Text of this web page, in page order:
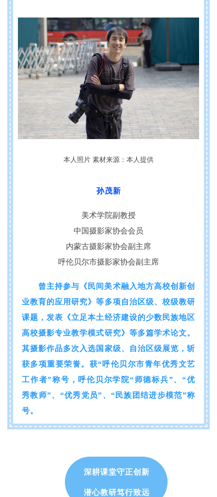
本人照片 素材来源：本人提供
孙茂新
美术学院副教授
中国摄影家协会会员
内蒙古摄影家协会副主席
呼伦贝尔市摄影家协会副主席
曾主持参与《民间美术融入地方高校创新创
业教育的应用研究》等多项自治区级、校级教研
课题，发表《立足本土经济建设的少数民族地区
高校摄影专业教学模式研究》等多篇学术论文。
其摄影作品多次入选国家级、自治区级展览，斩
获多项重要荣誉。获“呼伦贝尔市青年优秀文艺
工作者”称号，呼伦贝尔学院“师德标兵”、“优
秀教师”、“优秀党员”、“民族团结进步模范”称
号。
深耕课堂守正创新
潜心教研笃行致远